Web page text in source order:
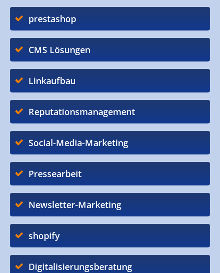
prestashop
CMS Lösungen
Linkaufbau
Reputationsmanagement
Social-Media-Marketing
Pressearbeit
Newsletter-Marketing
shopify
Digitalisierungsberatung